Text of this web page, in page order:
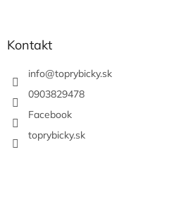
Kontakt
info@toprybicky.sk
0903829478
Facebook
toprybicky.sk